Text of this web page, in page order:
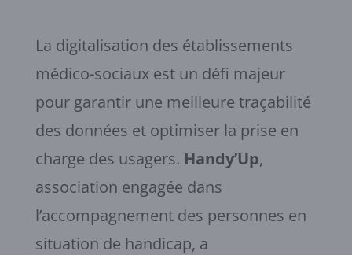
La digitalisation des établissements
médico-sociaux est un défi majeur
pour garantir une meilleure traçabilité
des données et optimiser la prise en
charge des usagers. Handy’Up,
association engagée dans
l’accompagnement des personnes en
situation de handicap, a